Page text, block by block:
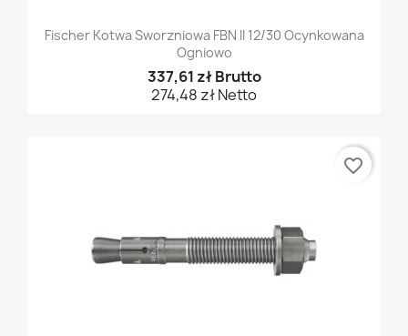
Fischer Kotwa Sworzniowa FBN II 12/30 Ocynkowana
Ogniowo
337,61 zł Brutto
274,48 zł Netto
favorite_border